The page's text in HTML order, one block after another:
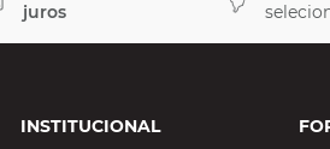
juros
INSTITUCIONAL